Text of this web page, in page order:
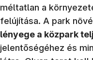
méltatlan a
felújítása. A park
lényege a közpark
jelentőségéhez és